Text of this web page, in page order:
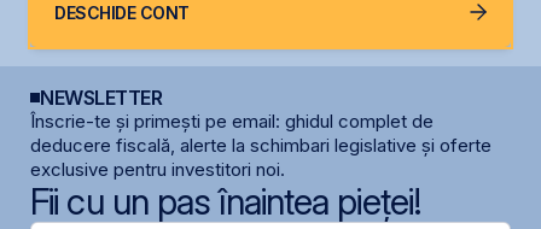
DESCHIDE CONT
NEWSLETTER
Înscrie-te și primești pe email: ghidul complet de
deducere fiscală, alerte la schimbari legislative și oferte
exclusive pentru investitori noi.
Fii cu un pas înaintea pieței!